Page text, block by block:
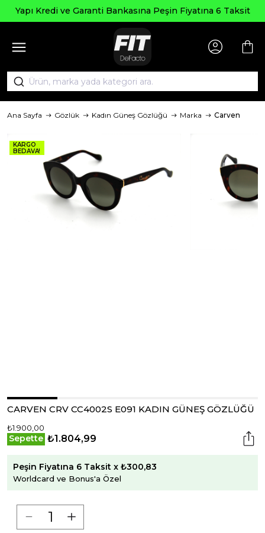
Kredi ve Garanti Bankasına Peşin Fiyatına 6 Taksit
Ana Sayfa Gözlük Kadın Güneş Gözlüğü Marka Carven
KARGO
BEDAVA!
CARVEN CRV CC4002S E091 KADIN GÜNEŞ GÖZLÜĞÜ
₺1.900,00
Sepette ₺1.804,99
Peşin Fiyatına 6 Taksit x ₺300,83
Worldcard ve Bonus'a Özel